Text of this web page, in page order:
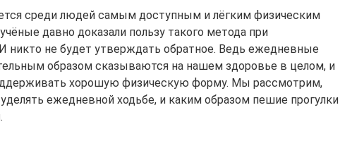
среди людей самым доступным и лёгким физическим
давно доказали пользу такого метода при
никто не будет утверждать обратное. Ведь ежедневные
образом сказываются на нашем здоровье в целом, и
хорошую физическую форму. Мы рассмотрим,
ежедневной ходьбе, и каким образом пешие прогулки